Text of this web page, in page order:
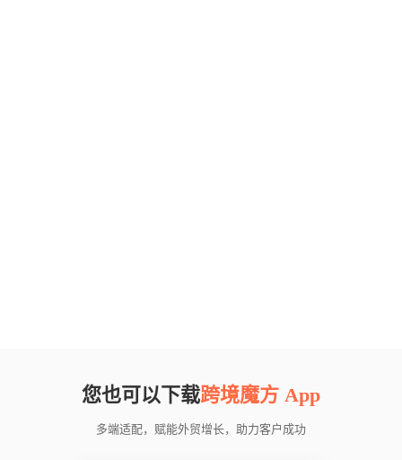
您也可以下载跨境魔方 App
多端适配，赋能外贸增长，助力客户成功